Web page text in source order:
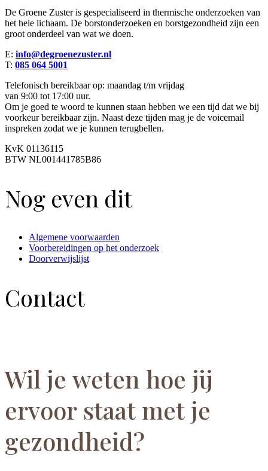
De Groene Zuster is gespecialiseerd in thermische onderzoeken van
het hele lichaam. De borstonderzoeken en borstgezondheid zijn een
groot onderdeel van wat we doen.
E: info@degroenezuster.nl
T: 085 064 5001
Telefonisch bereikbaar op: maandag t/m vrijdag
van 9:00 tot 17:00 uur.
Om je goed te woord te kunnen staan hebben we een tijd dat we bij
voorkeur bereikbaar zijn. Naast deze tijden mag je de voicemail
inspreken zodat we je kunnen terugbellen.
KvK 01136115
BTW NL001441785B86
Nog even dit
Algemene voorwaarden
Voorbereidingen op het onderzoek
Doorverwijslijst
Contact
Wil je weten hoe jij
ervoor staat met je
gezondheid?